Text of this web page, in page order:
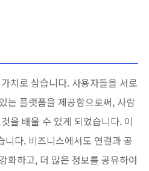
치로 삼습니다. 사용자들을 서로
는 플랫폼을 제공함으로써, 사람
을 배울 수 있게 되었습니다. 이
니다. 비즈니스에서도 연결과 공
화하고, 더 많은 정보를 공유하여